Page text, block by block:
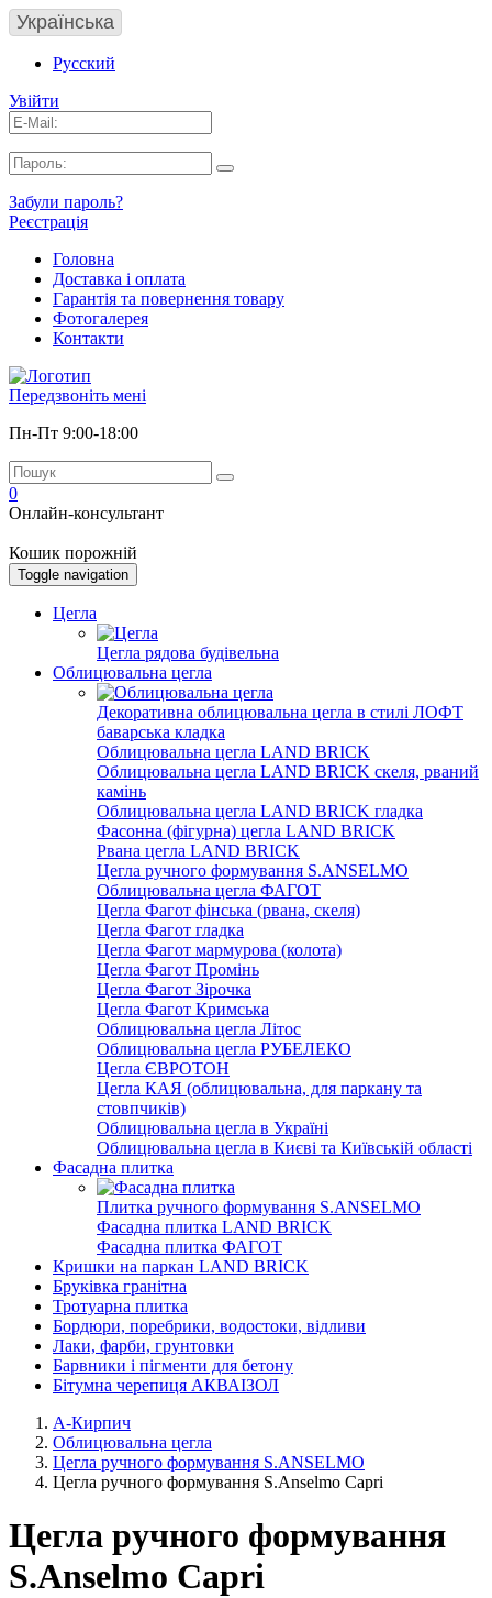
Українська
Русский
Увійти
Забули пароль?
Реєстрація
Головна
Доставка і оплата
Гарантія та повернення товару
Фотогалерея
Контакти
Передзвоніть мені
Пн-Пт 9:00-18:00
0
Онлайн-консультант
Кошик порожній
Toggle navigation
Цегла
Цегла рядова будівельна
Облицювальна цегла
Декоративна облицювальна цегла в стилі ЛОФТ
баварська кладка
Облицювальна цегла LAND BRICK
Облицювальна цегла LAND BRICK скеля, рваний
камінь
Облицювальна цегла LAND BRICK гладка
Фасонна (фігурна) цегла LAND BRICK
Рвана цегла LAND BRICK
Цегла ручного формування S.ANSELMO
Облицювальна цегла ФАГОТ
Цегла Фагот фінська (рвана, скеля)
Цегла Фагот гладка
Цегла Фагот мармурова (колота)
Цегла Фагот Промінь
Цегла Фагот Зірочка
Цегла Фагот Кримська
Облицювальна цегла Літос
Облицювальна цегла РУБЕЛЕКО
Цегла ЄВРОТОН
Цегла КАЯ (облицювальна, для паркану та
стовпчиків)
Облицювальна цегла в Україні
Облицювальна цегла в Києві та Київській області
Фасадна плитка
Плитка ручного формування S.ANSELMO
Фасадна плитка LAND BRICK
Фасадна плитка ФАГОТ
Кришки на паркан LAND BRICK
Бруківка гранітна
Тротуарна плитка
Бордюри, поребрики, водостоки, відливи
Лаки, фарби, грунтовки
Барвники і пігменти для бетону
Бітумна черепиця АКВАІЗОЛ
А-Кирпич
Облицювальна цегла
Цегла ручного формування S.ANSELMO
Цегла ручного формування S.Anselmo Capri
Цегла ручного формування
S.Anselmo Capri